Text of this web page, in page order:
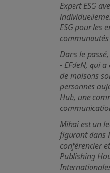
Expert ESG
ESG pour les
Dans le
- EFdeN, qui
de maisons
personnes
Hub, une
Mihai est un
figurant dans
conférencier
Publishing